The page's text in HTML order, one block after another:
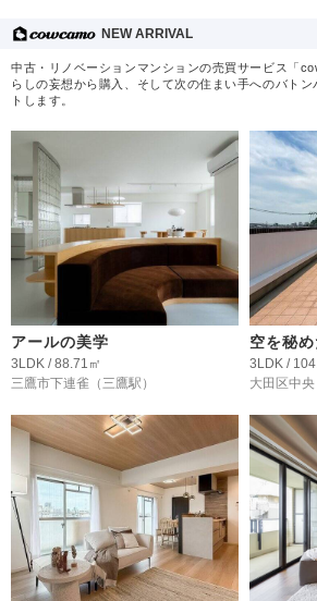
NEW ARRIVAL
中古・リノベーションマンションの売買サービス「
らしの妄想から購入、そして次の住まい手へのバト
トします。
アールの美学
3LDK / 88.71㎡
三鷹市下連雀 （三鷹駅）
空を秘
3LDK /
大田区中央